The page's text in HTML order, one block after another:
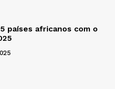
países africanos com o